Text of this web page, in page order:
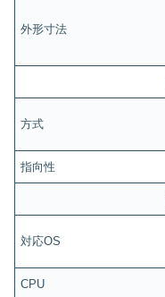
外形寸法
方式
指向性
対応OS
CPU